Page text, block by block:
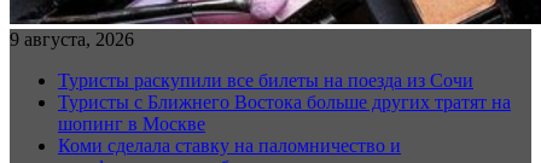
9 августа, 2026
Туристы раскупили все билеты на поезда из Сочи
Туристы с Ближнего Востока больше других тратят на
шопинг в Москве
Коми сделала ставку на паломничество и